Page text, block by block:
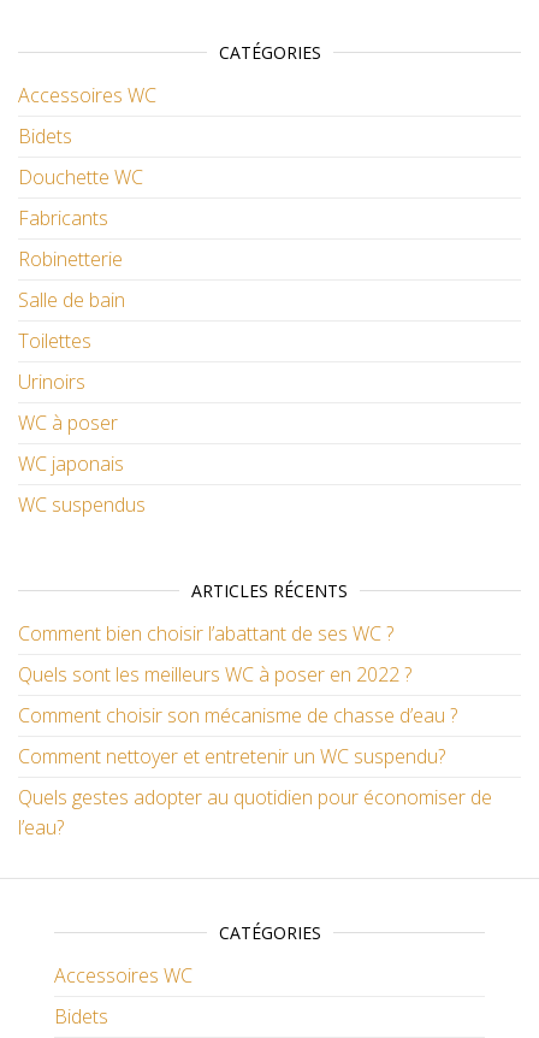
CATÉGORIES
Accessoires WC
Bidets
Douchette WC
Fabricants
Robinetterie
Salle de bain
Toilettes
Urinoirs
WC à poser
WC japonais
WC suspendus
ARTICLES RÉCENTS
Comment bien choisir l’abattant de ses WC ?
Quels sont les meilleurs WC à poser en 2022 ?
Comment choisir son mécanisme de chasse d’eau ?
Comment nettoyer et entretenir un WC suspendu?
Quels gestes adopter au quotidien pour économiser de
l’eau?
CATÉGORIES
Accessoires WC
Bidets